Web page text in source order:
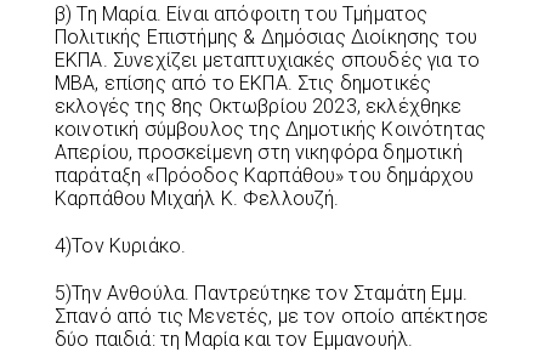
β) Τη Μαρία. Είναι απόφοιτη του Τμήματος
Πολιτικής Επιστήμης & Δημόσιας Διοίκησης του
ΕΚΠΑ. Συνεχίζει μεταπτυχιακές σπουδές για το
ΜΒΑ, επίσης από το ΕΚΠΑ. Στις δημοτικές
εκλογές της 8ης Οκτωβρίου 2023, εκλέχθηκε
κοινοτική σύμβουλος της Δημοτικής Κοινότητας
Απερίου, προσκείμενη στη νικηφόρα δημοτική
παράταξη «Πρόοδος Καρπάθου» του δημάρχου
Καρπάθου Μιχαήλ Κ. Φελλουζή.
4)Τον Κυριάκο.
5)Την Ανθούλα. Παντρεύτηκε τον Σταμάτη Εμμ.
Σπανό από τις Μενετές, με τον οποίο απέκτησε
δύο παιδιά: τη Μαρία και τον Εμμανουήλ.